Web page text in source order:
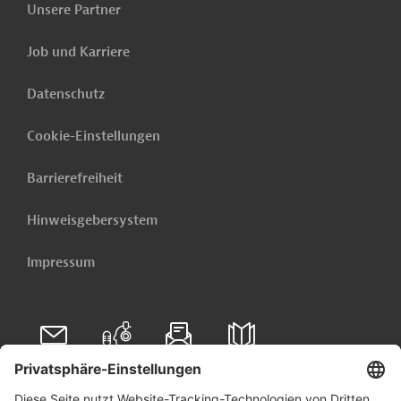
Dies könnte Sie auch interessieren:
Georgien - Consulting, Durchführung von
Unsere Partner
Job und Karriere
Datenschutz
Cookie-Einstellungen
Barrierefreiheit
Hinweisgebersystem
Impressum